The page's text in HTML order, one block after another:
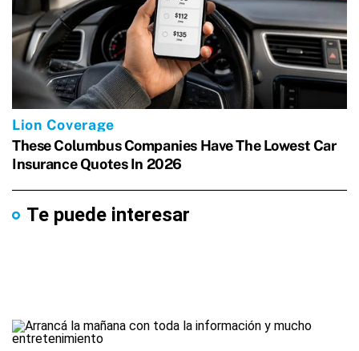
Te puede interesar